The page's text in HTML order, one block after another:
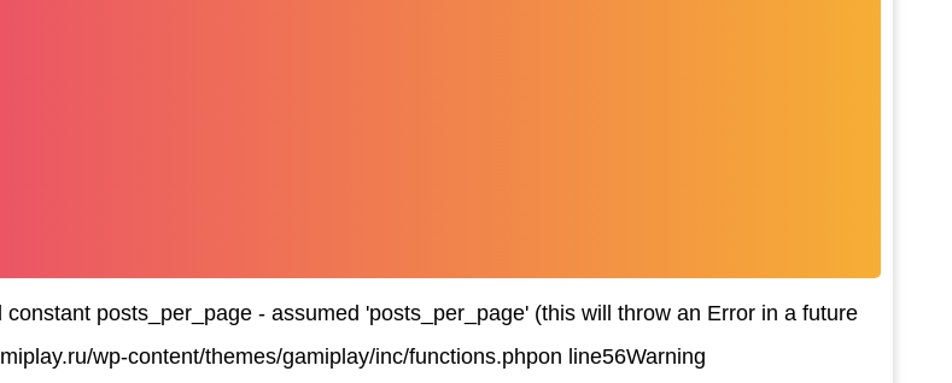
constant posts_per_page - assumed 'posts_per_page' (this will throw an Error in a future
wp-content/themes/gamiplay/inc/functions.phpon line56Warning